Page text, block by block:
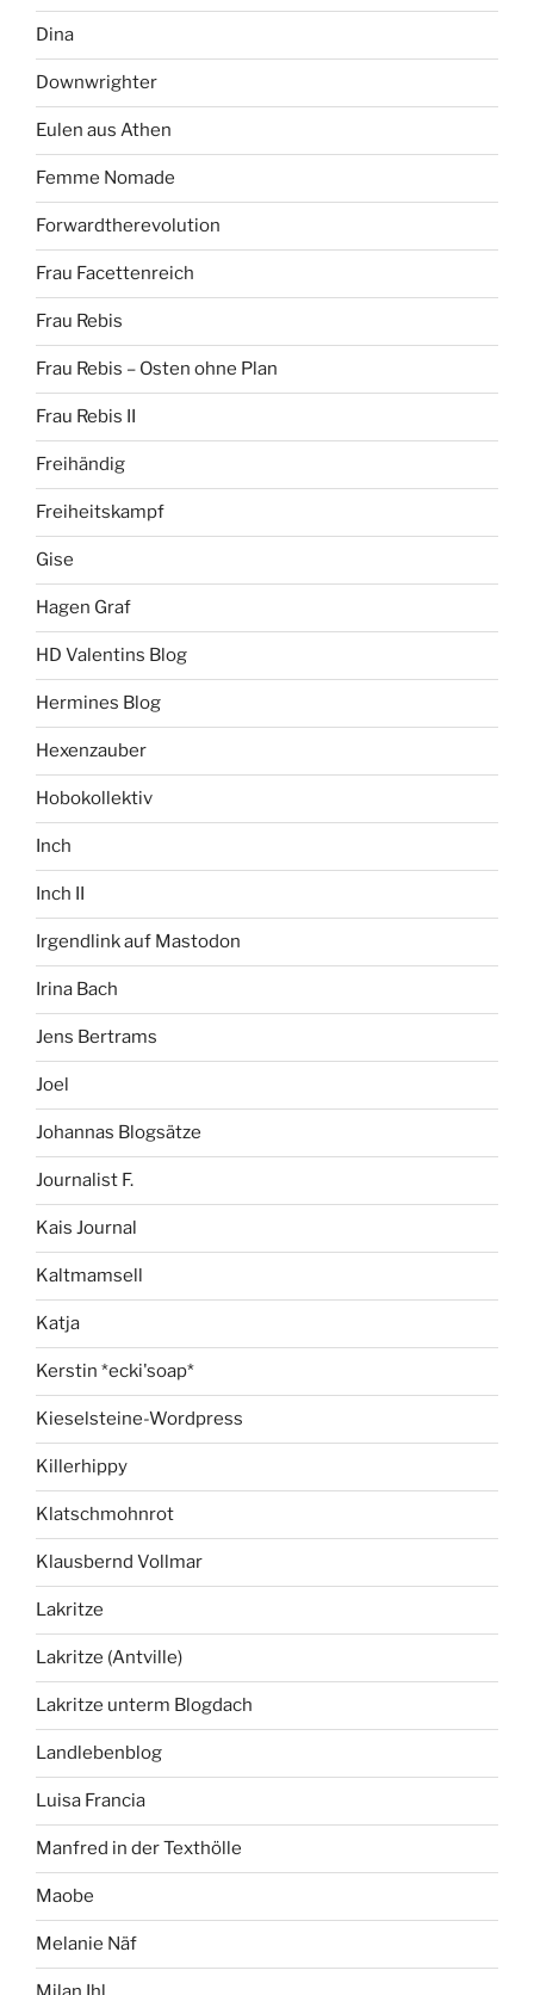
Dina
Downwrighter
Eulen aus Athen
Femme Nomade
Forwardtherevolution
Frau Facettenreich
Frau Rebis
Frau Rebis – Osten ohne Plan
Frau Rebis II
Freihändig
Freiheitskampf
Gise
Hagen Graf
HD Valentins Blog
Hermines Blog
Hexenzauber
Hobokollektiv
Inch
Inch II
Irgendlink auf Mastodon
Irina Bach
Jens Bertrams
Joel
Johannas Blogsätze
Journalist F.
Kais Journal
Kaltmamsell
Katja
Kerstin *ecki'soap*
Kieselsteine-Wordpress
Killerhippy
Klatschmohnrot
Klausbernd Vollmar
Lakritze
Lakritze (Antville)
Lakritze unterm Blogdach
Landlebenblog
Luisa Francia
Manfred in der Texthölle
Maobe
Melanie Näf